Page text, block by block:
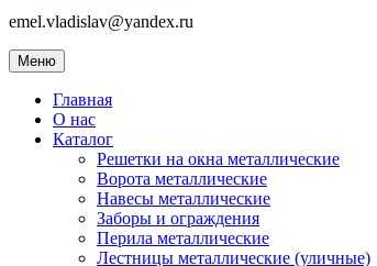
emel.vladislav@yandex.ru
Меню
Главная
О нас
Каталог
Решетки на окна металлические
Ворота металлические
Навесы металлические
Заборы и ограждения
Перила металлические
Лестницы металлические (уличные)